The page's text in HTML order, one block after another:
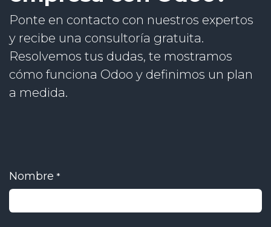
Ponte en contacto con nuestros expertos
y recibe una consultoría gratuita.
Resolvemos tus dudas, te mostramos
cómo funciona Odoo y definimos un plan
a medida.
Nombre *